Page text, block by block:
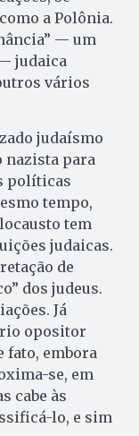
a Polônia.
— um
judaica
vários
judaísmo
nazista para
políticas
tempo,
tem
judaicas.
de
dos judeus.
Já
opositor
fato, embora
se, em
cabe às
lo, e sim